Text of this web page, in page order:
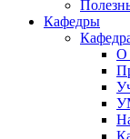
Кафедры
О